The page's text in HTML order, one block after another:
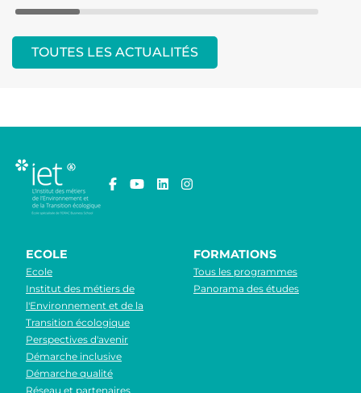
TOUTES LES ACTUALITÉS
ECOLE
Ecole
Institut des métiers de
l'Environnement et de la
Transition écologique
Perspectives d'avenir
Démarche inclusive
Démarche qualité
Réseau et partenaires
FORMATIONS
Tous les programmes
Panorama des études